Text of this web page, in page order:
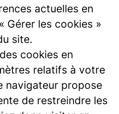
actuelles en
Gérer les cookies »
site.
cookies en
relatifs à votre
navigateur propose
de restreindre les